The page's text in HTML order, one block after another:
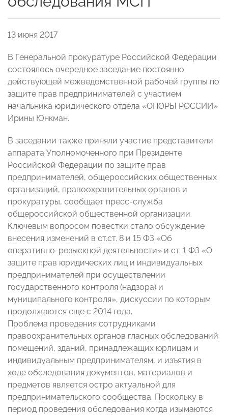
13 июня 2017
В Генеральной прокуратуре Российской Федерации
состоялось очередное заседание постоянно
действующей межведомственной рабочей группы по
защите прав предпринимателей с участием
начальника юридического отдела «ОПОРЫ РОССИИ»
Ирины Юнкман.
В заседании также приняли участие представители
аппарата Уполномоченного при Президенте
Российской Федерации по защите прав
предпринимателей, общероссийских общественных
организаций, правоохранительных органов и
прокуратуры, сообщает пресс-служба
общероссийской общественной организации.
Ключевым вопросом повестки стало обсуждение
внесения изменений в ст.ст. 8 и 15 ФЗ «Об
оперативно-розыскной деятельности» и ст. 1 ФЗ «О
защите прав юридических лиц и индивидуальных
предпринимателей при осуществлении
государственного контроля (надзора) и
муниципального контроля», дискуссии по которым
продолжаются еще с 2014 года.
Проблема проведения сотрудниками
правоохранительных органов гласных обследований
помещений, зданий, принадлежащих юрлицам и
индивидуальным предпринимателям, и изъятия в
ходе обследования документов, материалов и
предметов является остро актуальной для
предпринимательского сообщества. Поскольку в
период проведения обследования когда изымаются